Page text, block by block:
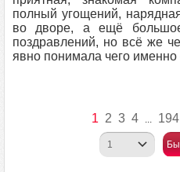
полный угощений,
во дворе, а ещё
поздравлений, но всё же
явно понимала чего именно
1 2 3 4 ... 194